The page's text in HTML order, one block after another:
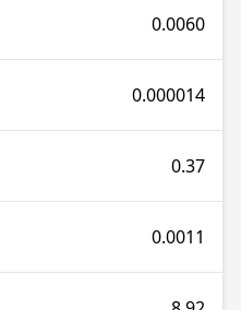
0.0060
0.000014
0.37
0.0011